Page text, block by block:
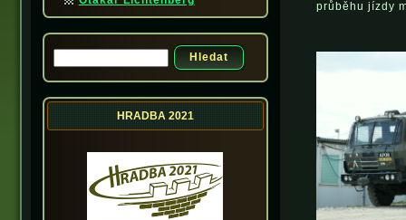
Vyhledávání
Hledat
HRADBA 2021
průběhu jízdy